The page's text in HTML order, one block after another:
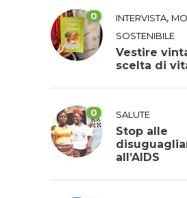
0 INTERVISTA,
SOSTENIBILE
Vestire
scelta di
0 SALUTE
Stop alle
all’AIDS